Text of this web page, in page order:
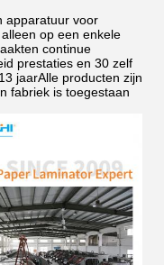
apparatuur voor
op een enkele
continue
prestaties en 30 zelf
jaarAlle producten zijn
fabriek is toegestaan